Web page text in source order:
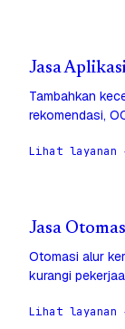
Jasa
Tambahkan
rekomendasi,
Lihat layanan
Jasa
Otomasi alur
kurangi
Lihat layanan